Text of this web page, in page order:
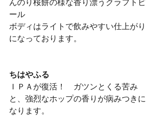
んのり桜餅の様な香り漂うクラフトビ
ール
ボディはライトで飲みやすい仕上がり
になっております。
ちはやふる
ＩＰＡが復活！　ガツンとくる苦み
と、強烈なホップの香りが病みつきに
なります。